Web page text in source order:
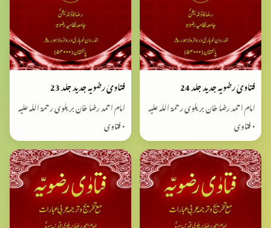
فتاویٰ رضویہ جدید جلد 24
امام احمد رضا خان بریلوی رحمۃ اللہ علیہ
• فتاوی
فتاویٰ رضویہ جدید جلد 23
امام احمد رضا خان بریلوی رحمۃ اللہ علیہ
• فتاوی